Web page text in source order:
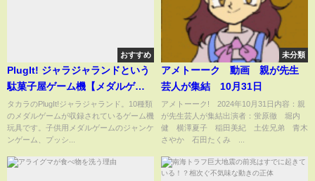
おすすめ
PlugIt! ジャラジャランドという
駄菓子屋ゲーム機【メダルゲー
ム玩具 TAKARA TOMY】
タカラのPlugIt!ジャラジャランド。10種類
のメダルゲームが収録されているゲーム機
玩具です。子供用メダルゲームのジャンケ
ンゲーム、プッシ...
未分類
アメトーーク 動画 親が先生
芸人が集結 10月31日
アメトーーク! 2024年10月31日内容：親
が先生芸人が集結出演者：蛍原徹 堀内
健 横澤夏子 稲田美紀 土佐兄弟 青木
さやか 石田たくみ ...